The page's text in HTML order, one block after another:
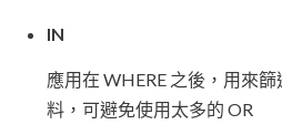
IN
應用在 WHERE 之後，用來
料，可避免使用太多的 OR